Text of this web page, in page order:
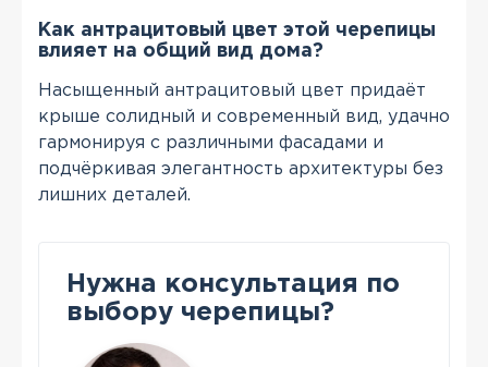
Как антрацитовый цвет этой черепицы
влияет на общий вид дома?
Насыщенный антрацитовый цвет придаёт
крыше солидный и современный вид, удачно
гармонируя с различными фасадами и
подчёркивая элегантность архитектуры без
лишних деталей.
Нужна консультация по
выбору черепицы?